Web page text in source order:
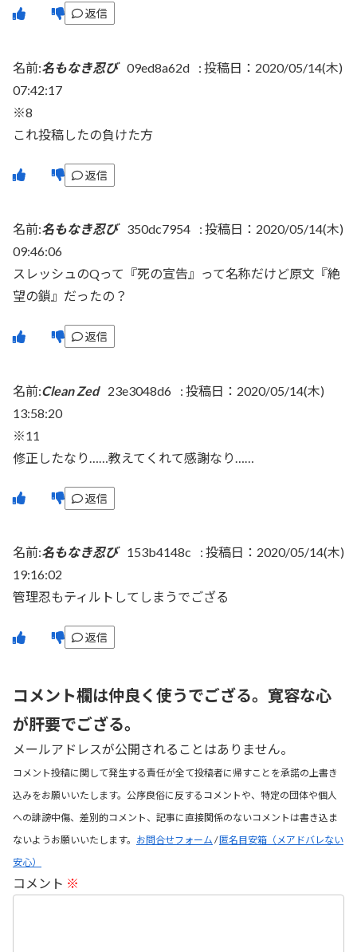
返信
名前:名もなき忍び 09ed8a62d : 投稿日：2020/05/14(木)
07:42:17
※8
これ投稿したの負けた方
返信
名前:名もなき忍び 350dc7954 : 投稿日：2020/05/14(木)
09:46:06
スレッシュのQって『死の宣告』って名称だけど原文『絶
望の鎖』だったの？
返信
名前:Clean Zed 23e3048d6 : 投稿日：2020/05/14(木)
13:58:20
※11
修正したなり……教えてくれて感謝なり……
返信
名前:名もなき忍び 153b4148c : 投稿日：2020/05/14(木)
19:16:02
管理忍もティルトしてしまうでござる
返信
コメント欄は仲良く使うでござる。寛容な心
が肝要でござる。
メールアドレスが公開されることはありません。
コメント投稿に関して発生する責任が全て投稿者に帰すことを承諾の上書き
込みをお願いいたします。公序良俗に反するコメントや、特定の団体や個人
への誹謗中傷、差別的コメント、記事に直接関係のないコメントは書き込ま
ないようお願いいたします。 お問合せフォーム /匿名目安箱（メアドバレない
安心）
コメント ※